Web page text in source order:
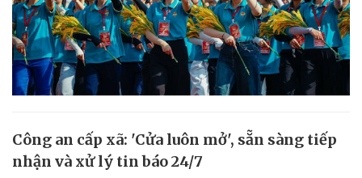
Công an cấp xã: 'Cửa luôn mở', sẵn sàng tiếp
nhận và xử lý tin báo 24/7